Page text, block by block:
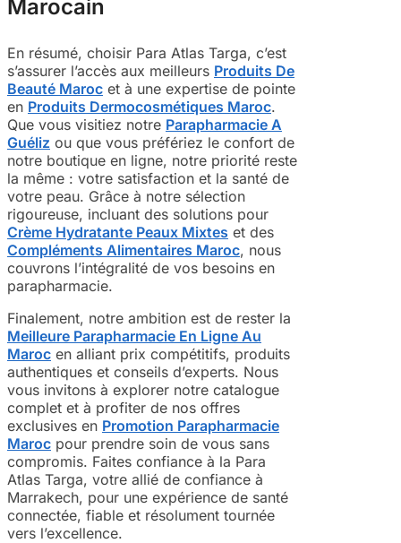
Marocain
En résumé, choisir Para Atlas Targa, c’est
s’assurer l’accès aux meilleurs Produits De
Beauté Maroc et à une expertise de pointe
en Produits Dermocosmétiques Maroc.
Que vous visitiez notre Parapharmacie A
Guéliz ou que vous préfériez le confort de
notre boutique en ligne, notre priorité reste
la même : votre satisfaction et la santé de
votre peau. Grâce à notre sélection
rigoureuse, incluant des solutions pour
Crème Hydratante Peaux Mixtes et des
Compléments Alimentaires Maroc, nous
couvrons l’intégralité de vos besoins en
parapharmacie.
Finalement, notre ambition est de rester la
Meilleure Parapharmacie En Ligne Au
Maroc en alliant prix compétitifs, produits
authentiques et conseils d’experts. Nous
vous invitons à explorer notre catalogue
complet et à profiter de nos offres
exclusives en Promotion Parapharmacie
Maroc pour prendre soin de vous sans
compromis. Faites confiance à la Para
Atlas Targa, votre allié de confiance à
Marrakech, pour une expérience de santé
connectée, fiable et résolument tournée
vers l’excellence.